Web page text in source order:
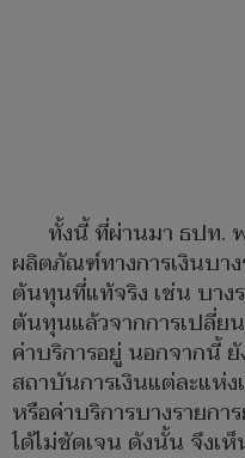
ทั้งนี้ ที่ผ่านมา ธปท.
ผลิตภัณฑ์ทางการเงินบา
ต้นทุนที่แท้จริง เช่น บาง
ต้นทุนแล้วจากการเปลี่ย
ค่าบริการอยู่ นอกจากนี้
สถาบันการเงินแต่ละแห่
หรือค่าบริการบางรายก
ได้ไม่ชัดเจน ดังนั้น จึงเ